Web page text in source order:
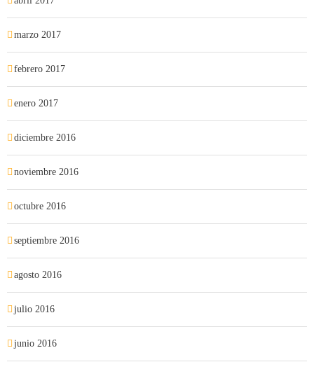
marzo 2017
febrero 2017
enero 2017
diciembre 2016
noviembre 2016
octubre 2016
septiembre 2016
agosto 2016
julio 2016
junio 2016